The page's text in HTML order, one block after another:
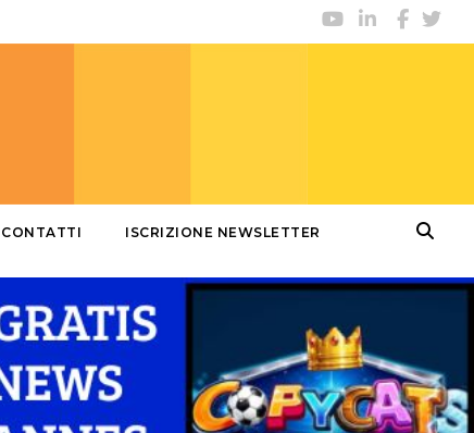
CONTATTI ISCRIZIONE NEWSLETTER